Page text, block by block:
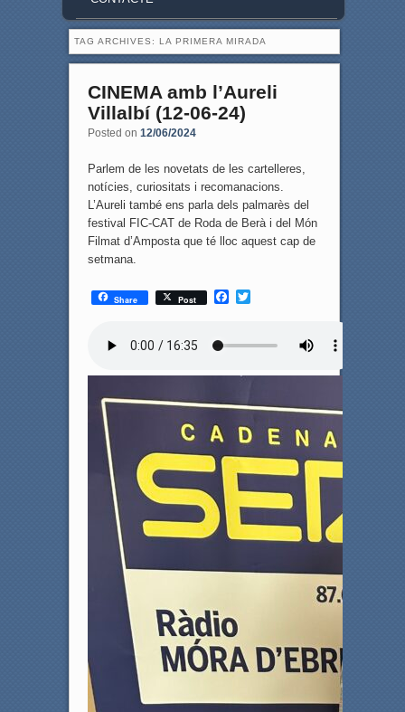
TAG ARCHIVES: LA PRIMERA MIRADA
CINEMA amb l’Aureli
Villalbí (12-06-24)
Posted on 12/06/2024
Parlem de les novetats de les cartelleres,
notícies, curiositats i recomanacions.
L’Aureli també ens parla dels palmarès del
festival FIC-CAT de Roda de Berà i del Món
Filmat d’Amposta que té lloc aquest cap de
setmana.
Share Post
F
T